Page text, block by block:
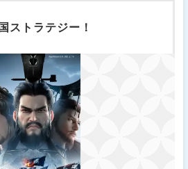
ストラテジー！